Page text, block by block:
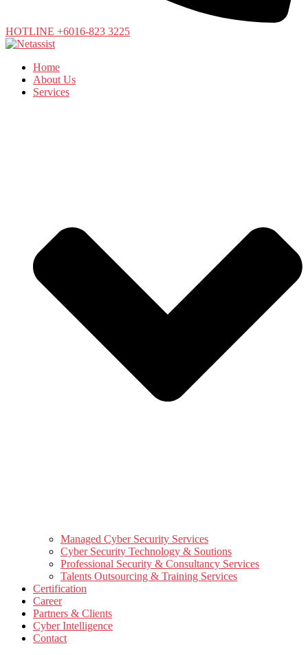
HOTLINE +6016-823 3225
Home
About Us
Services
Managed Cyber Security Services
Cyber Security Technology & Soutions
Professional Security & Consultancy Services
Talents Outsourcing & Training Services
Certification
Career
Partners & Clients
Cyber Intelligence
Contact